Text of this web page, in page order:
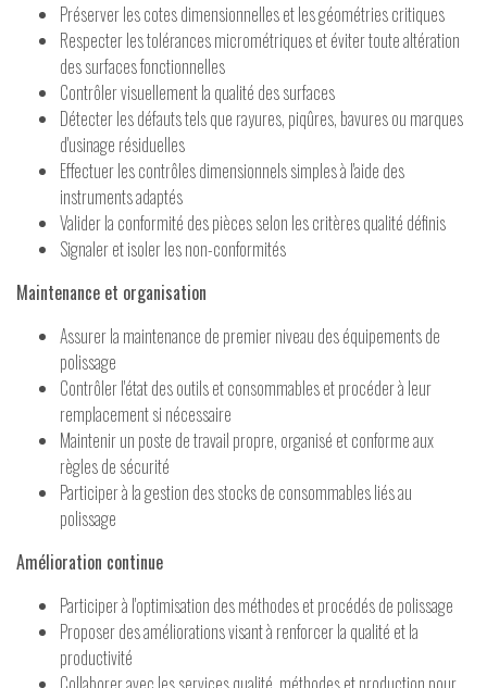
Préserver les cotes dimensionnelles et les géométries critiques
Respecter les tolérances micrométriques et éviter toute altération
des surfaces fonctionnelles
Contrôler visuellement la qualité des surfaces
Détecter les défauts tels que rayures, piqûres, bavures ou marques
d'usinage résiduelles
Effectuer les contrôles dimensionnels simples à l'aide des
instruments adaptés
Valider la conformité des pièces selon les critères qualité définis
Signaler et isoler les non-conformités
Maintenance et organisation
Assurer la maintenance de premier niveau des équipements de
polissage
Contrôler l'état des outils et consommables et procéder à leur
remplacement si nécessaire
Maintenir un poste de travail propre, organisé et conforme aux
règles de sécurité
Participer à la gestion des stocks de consommables liés au
polissage
Amélioration continue
Participer à l'optimisation des méthodes et procédés de polissage
Proposer des améliorations visant à renforcer la qualité et la
productivité